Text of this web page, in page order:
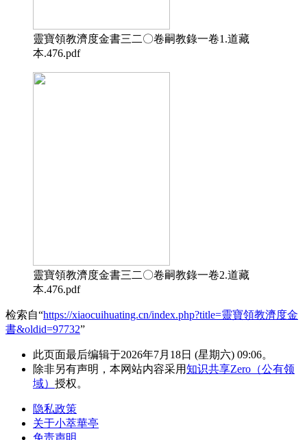
靈寶領教濟度金書三二〇卷嗣教錄一卷1.道藏
本.476.pdf
靈寶領教濟度金書三二〇卷嗣教錄一卷2.道藏
本.476.pdf
检索自“https://xiaocuihuating.cn/index.php?title=靈寶領教濟度金
書&oldid=97732”
此页面最后编辑于2026年7月18日 (星期六) 09:06。
除非另有声明，本网站内容采用知识共享Zero（公有领
域） 授权。
隐私政策
关于小萃華亭
免责声明